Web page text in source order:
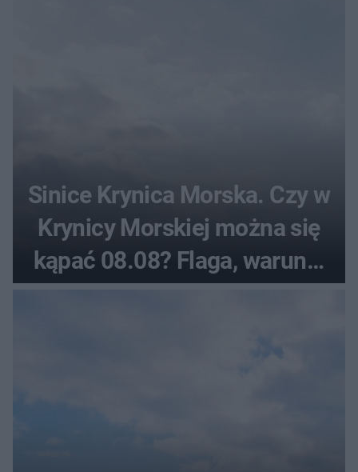
Sinice Krynica Morska. Czy w
Krynicy Morskiej można się
kąpać 08.08? Flaga, warunki